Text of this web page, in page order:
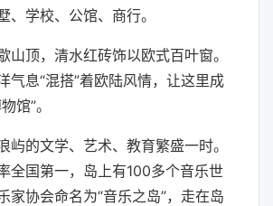
、学校、公馆、商行。
山顶，清水红砖饰以欧式百叶窗。
气息“混搭”着欧陆风情，让这里成
馆”。
屿的文学、艺术、教育繁盛一时。
全国第一，岛上有100多个音乐世
家协会命名为“音乐之岛”，走在岛